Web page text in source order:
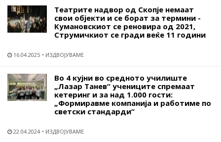
Театрите надвор од Скопје немаат
свои објекти и се борат за термини -
Кумановскиот се реновира од 2021,
Струмичкиот се гради веќе 11 години
16.04.2025 ИЗДВОЈУВАМЕ
Во 4 кујни во средното училиште
„Лазар Танев“ учениците спремаат
кетеринг и за над 1.000 гости:
„Формиравме компанија и работиме по
светски стандарди“
22.04.2024 ИЗДВОЈУВАМЕ